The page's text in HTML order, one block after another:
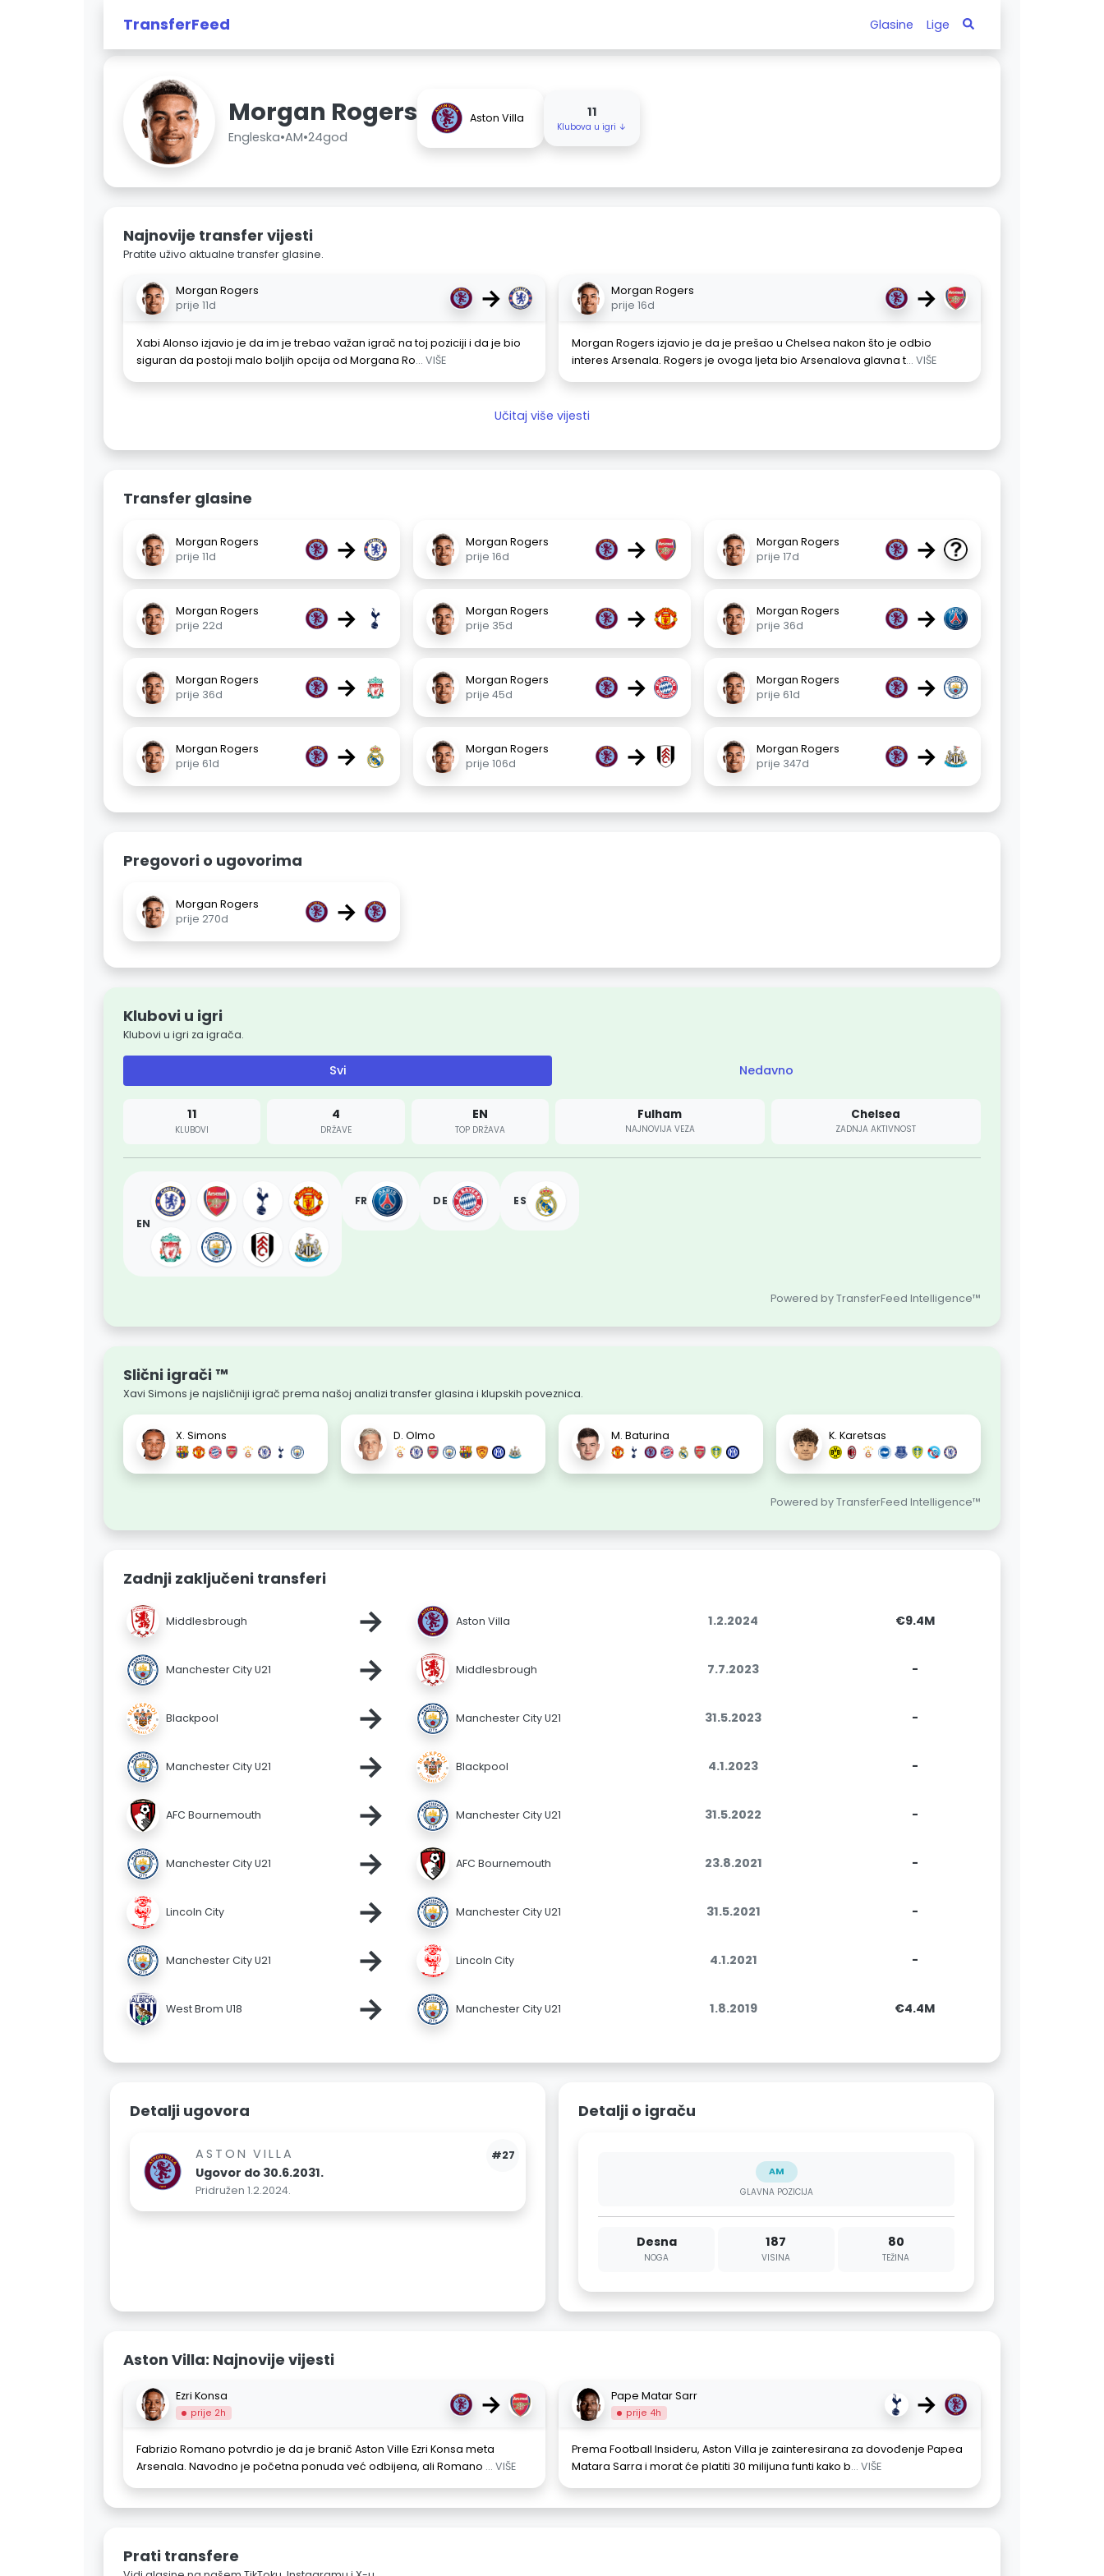
TransferFeed Glasine Lige
Morgan Rogers
Engleska•AM•24god
Aston Villa 11
Klubova u igri ↓
Najnovije transfer vijesti
Pratite uživo aktualne transfer glasine.
Morgan Rogers
prije 11d
→
Xabi Alonso izjavio je da im je trebao važan igrač na toj poziciji i da je bio
siguran da postoji malo boljih opcija od Morgana Ro... VIŠE
Morgan Rogers
prije 16d
→
Morgan Rogers izjavio je da je prešao u Chelsea nakon što je odbio
interes Arsenala. Rogers je ovoga ljeta bio Arsenalova glavna t... VIŠE
Učitaj više vijesti
Transfer glasine
Morgan Rogers
prije 11d
→
Morgan Rogers
prije 16d
→
Morgan Rogers
prije 17d
→
Morgan Rogers
prije 22d
→
Morgan Rogers
prije 35d
→
Morgan Rogers
prije 36d
→
Morgan Rogers
prije 36d
→
Morgan Rogers
prije 45d
→
Morgan Rogers
prije 61d
→
Morgan Rogers
prije 61d
→
Morgan Rogers
prije 106d
→
Morgan Rogers
prije 347d
→
Pregovori o ugovorima
Morgan Rogers
prije 270d
→
Klubovi u igri
Klubovi u igri za igrača.
Svi Nedavno
11
KLUBOVI
4
DRŽAVE
EN
TOP DRŽAVA
Fulham
NAJNOVIJA VEZA
Chelsea
ZADNJA AKTIVNOST
EN
FR DE ES
Powered by TransferFeed Intelligence™
Slični igrači ™
Xavi Simons je najsličniji igrač prema našoj analizi transfer glasina i klupskih poveznica.
X. Simons D. Olmo M. Baturina K. Karetsas
Powered by TransferFeed Intelligence™
Zadnji zaključeni transferi
Middlesbrough → Aston Villa 1.2.2024 €9.4M
Manchester City U21 → Middlesbrough 7.7.2023 -
Blackpool → Manchester City U21 31.5.2023 -
Manchester City U21 → Blackpool 4.1.2023 -
AFC Bournemouth → Manchester City U21 31.5.2022 -
Manchester City U21 → AFC Bournemouth 23.8.2021 -
Lincoln City → Manchester City U21 31.5.2021 -
Manchester City U21 → Lincoln City 4.1.2021 -
West Brom U18 → Manchester City U21 1.8.2019 €4.4M
Detalji ugovora
#27
ASTON VILLA
Ugovor do 30.6.2031.
Pridružen 1.2.2024.
Detalji o igraču
AM
GLAVNA POZICIJA
Desna
NOGA
187
VISINA
80
TEŽINA
Aston Villa: Najnovije vijesti
Ezri Konsa
prije 2h →
Fabrizio Romano potvrdio je da je branič Aston Ville Ezri Konsa meta
Arsenala. Navodno je početna ponuda već odbijena, ali Romano ... VIŠE
Pape Matar Sarr
prije 4h →
Prema Football Insideru, Aston Villa je zainteresirana za dovođenje Papea
Matara Sarra i morat će platiti 30 milijuna funti kako b... VIŠE
Prati transfere